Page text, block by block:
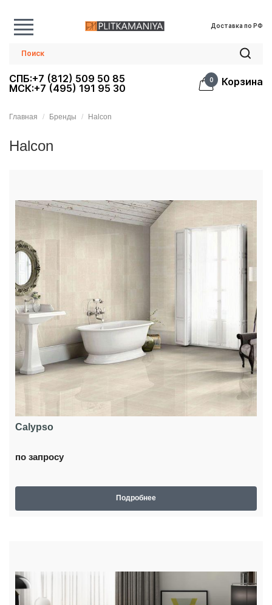
Доставка по РФ
СПБ:+7 (812) 509 50 85
МСК:+7 (495) 191 95 30
0 Корзина
Главная Бренды Halcon
Halcon
Calypso
по запросу
Подробнее